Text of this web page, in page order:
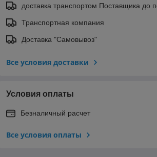
доставка транспортом Поставщика до
Транспортная компания
Доставка "Самовывоз"
Все условия доставки
Условия оплаты
Безналичный расчет
Все условия оплаты